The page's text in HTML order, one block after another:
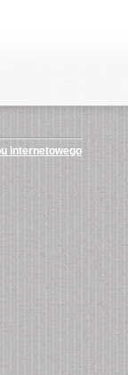
internetowego